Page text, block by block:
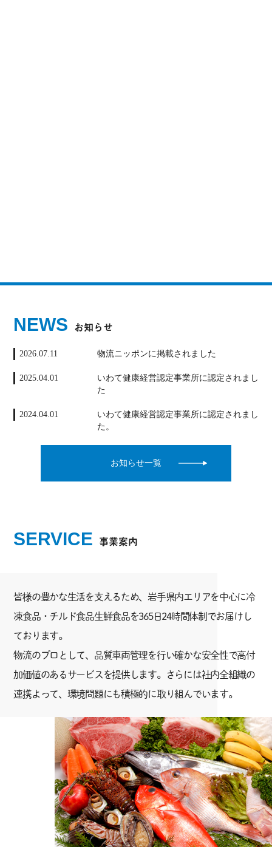
NEWS お知らせ
2026.07.11 物流ニッポンに掲載されました
2025.04.01
いわて健康経営認定事業所に認定されまし
た
2024.04.01
いわて健康経営認定事業所に認定されまし
た。
お知らせ一覧
SERVICE 事業案内
皆様の豊かな生活を支えるため、岩手県内エリアを中心に冷
凍食品・チルド食品生鮮食品を365日24時間体制でお届けし
ております。
物流のプロとして、品質車両管理を行い確かな安全性で高付
加価値のあるサービスを提供します。さらには社内全組織の
連携よって、環境問題にも積極的に取り組んでいます。